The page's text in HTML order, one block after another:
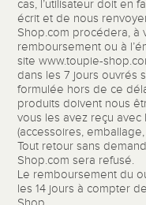
cas, l’utilisateur doit en
écrit et de nous
Shop.com procédera, à
remboursement ou à
site www.toupie-
dans les 7 jours ouvrés
formulée hors de ce
produits doivent nous
vous les avez reçu
(accessoires, emballage,
Tout retour sans
Shop.com sera refusé.
Le remboursement du
les 14 jours à compter